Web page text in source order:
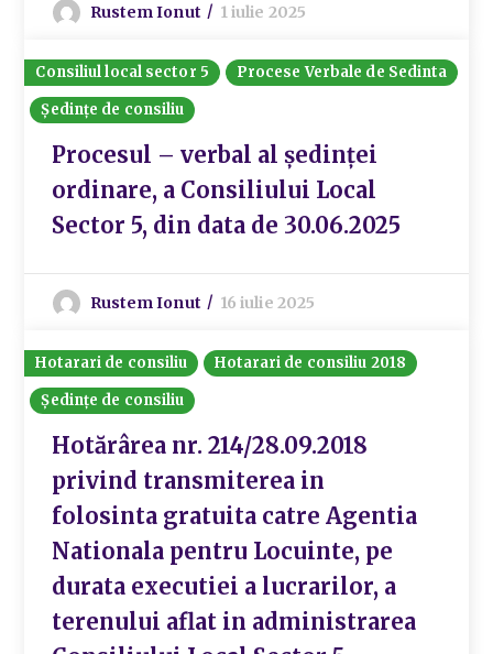
Rustem Ionut 1 iulie 2025
Consiliul local sector 5
Procese Verbale de Sedinta
Ședințe de consiliu
Procesul – verbal al ședinței
ordinare, a Consiliului Local
Sector 5, din data de 30.06.2025
Rustem Ionut 16 iulie 2025
Hotarari de consiliu
Hotarari de consiliu 2018
Ședințe de consiliu
Hotărârea nr. 214/28.09.2018
privind transmiterea in
folosinta gratuita catre Agentia
Nationala pentru Locuinte, pe
durata executiei a lucrarilor, a
terenului aflat in administrarea